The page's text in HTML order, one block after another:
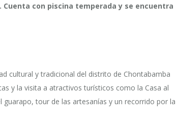
con piscina temperada y se encuentra
cultural y tradicional del distrito de Chontabamba
y la visita a atractivos turísticos como la Casa al
guarapo, tour de las artesanías y un recorrido por la